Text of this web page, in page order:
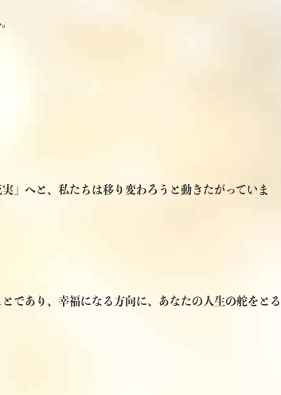
」へと、私たちは移り変わろうと動きたがっていま
であり、幸福になる方向に、あなたの人生の舵をとる